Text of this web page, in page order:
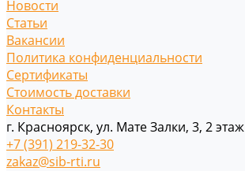
Новости
Статьи
Вакансии
Политика конфиденциальности
Сертификаты
Стоимость доставки
Контакты
г. Красноярск, ул. Мате Залки, 3, 2 этаж
+7 (391) 219-32-30
zakaz@sib-rti.ru